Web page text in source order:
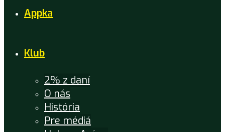
Appka
Klub
2% z daní
O nás
História
Pre médiá